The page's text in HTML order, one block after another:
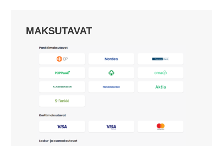
MAKSUTAVAT